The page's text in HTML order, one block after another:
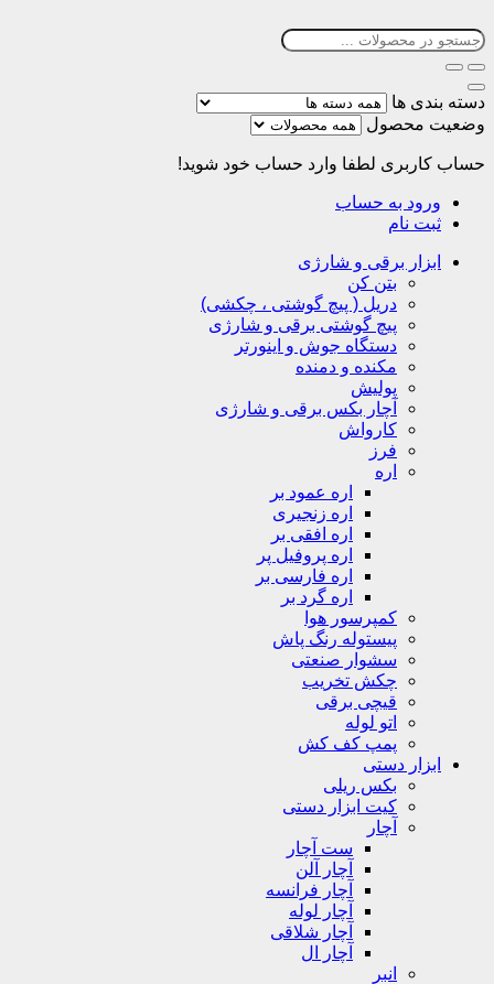
دسته بندی ها
وضعیت محصول
حساب کاربری لطفا وارد حساب خود شوید!
ورود به حساب
ثبت نام
ابزار برقی و شارژی
بتن کن
دریل ( پیچ گوشتی ، چکشی)
پیچ گوشتی برقی و شارژی
دستگاه جوش و اینورتر
مکنده و دمنده
پولیش
آچار بکس برقی و شارژی
کارواش
فرز
اره
اره عمود بر
اره زنجیری
اره افقی بر
اره پروفیل پر
اره فارسی بر
اره گرد بر
کمپرسور هوا
پیستوله رنگ پاش
سشوار صنعتی
چکش تخریب
قیچی برقی
اتو لوله
پمپ کف کش
ابزار دستی
بکس ریلی
کیت ابزار دستی
آچار
ست آچار
آچار آلن
آچار فرانسه
آچار لوله
آچار شلاقی
آچار ال
انبر